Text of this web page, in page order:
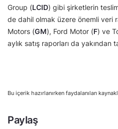
Group (LCID) gibi şirketlerin
de dahil olmak üzere önemli veri
Motors (GM), Ford Motor (F) ve
aylık satış raporları da yakından
Bu içerik hazırlanırken faydalanılan
Paylaş